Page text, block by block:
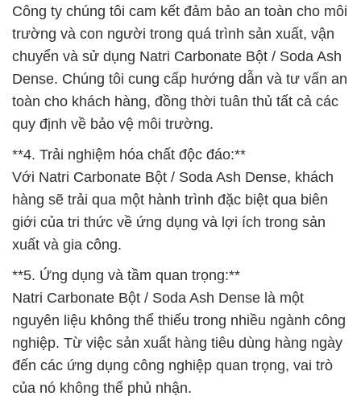
Công ty chúng tôi cam kết đảm bảo an toàn cho môi
trường và con người trong quá trình sản xuất, vận
chuyển và sử dụng Natri Carbonate Bột / Soda Ash
Dense. Chúng tôi cung cấp hướng dẫn và tư vấn an
toàn cho khách hàng, đồng thời tuân thủ tất cả các
quy định về bảo vệ môi trường.
**4. Trải nghiệm hóa chất độc đáo:**
Với Natri Carbonate Bột / Soda Ash Dense, khách
hàng sẽ trải qua một hành trình đặc biệt qua biên
giới của tri thức về ứng dụng và lợi ích trong sản
xuất và gia công.
**5. Ứng dụng và tầm quan trọng:**
Natri Carbonate Bột / Soda Ash Dense là một
nguyên liệu không thể thiếu trong nhiều ngành công
nghiệp. Từ việc sản xuất hàng tiêu dùng hàng ngày
đến các ứng dụng công nghiệp quan trọng, vai trò
của nó không thể phủ nhận.